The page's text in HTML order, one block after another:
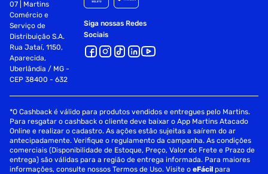
07 | Martins
Comércio e
Serviço de
Distribuição S.A.
Rua Jataí, 1150,
Aparecida,
Uberlândia / MG -
CEP 38400 - 632
Siga nossas Redes
Sociais
*O Cashback é válido para produtos vendidos e entregues pelo Martins.
Para resgatar o cashback o cliente deve baixar o App Martins Atacado
Online e realizar o cadastro. As ações estão sujeitas a saírem do ar
antecipadamente. Verifique o regulamento da campanha. As condições
comerciais (Disponibilidade de Estoque, Preço, Valor do Frete e Prazo de
entrega) são válidas para a região de entrega informada. Para maiores
informações, consulte nossos Termos de Uso. Visite oeFácil para